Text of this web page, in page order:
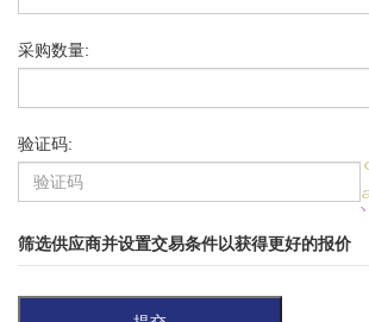
采购数量:
验证码:
筛选供应商并设置交易条件以获得更好的报价